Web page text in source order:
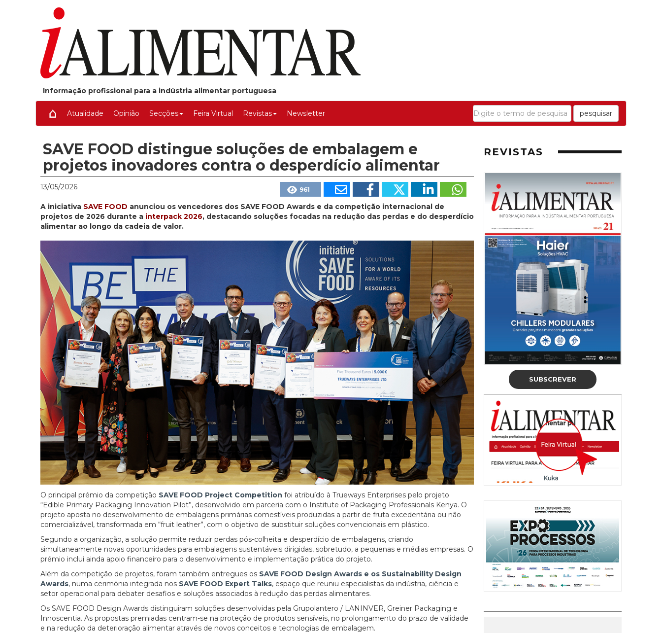
Informação profissional para a indústria alimentar portuguesa
Atualidade Opinião Secções Feira Virtual Revistas Newsletter pesquisar
SAVE FOOD distingue soluções de embalagem e
projetos inovadores contra o desperdício alimentar
13/05/2026 961
A iniciativa SAVE FOOD anunciou os vencedores dos SAVE FOOD Awards e da competição internacional de
projetos de 2026 durante a interpack 2026, destacando soluções focadas na redução das perdas e do desperdício
alimentar ao longo da cadeia de valor.
O principal prémio da competição SAVE FOOD Project Competition foi atribuído à Trueways Enterprises pelo projeto
“Edible Primary Packaging Innovation Pilot”, desenvolvido em parceria com o Institute of Packaging Professionals Kenya. O
projeto aposta no desenvolvimento de embalagens primárias comestíveis produzidas a partir de fruta excedentária ou não
comercializável, transformada em “fruit leather”, com o objetivo de substituir soluções convencionais em plástico.
Segundo a organização, a solução permite reduzir perdas pós-colheita e desperdício de embalagens, criando
simultaneamente novas oportunidades para embalagens sustentáveis dirigidas, sobretudo, a pequenas e médias empresas. O
prémio inclui ainda apoio financeiro para o desenvolvimento e implementação prática do projeto.
Além da competição de projetos, foram também entregues os SAVE FOOD Design Awards e os Sustainability Design
Awards, numa cerimónia integrada nos SAVE FOOD Expert Talks, espaço que reuniu especialistas da indústria, ciência e
setor operacional para debater desafios e soluções associados à redução das perdas alimentares.
Os SAVE FOOD Design Awards distinguiram soluções desenvolvidas pela Grupolantero / LANINVER, Greiner Packaging e
Innoscentia. As propostas premiadas centram-se na proteção de produtos sensíveis, no prolongamento do prazo de validade
e na redução da deterioração alimentar através de novos conceitos e tecnologias de embalagem.
REVISTAS
SUBSCREVER